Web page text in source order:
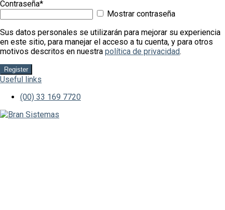
Contraseña*
Mostrar contraseña
Sus datos personales se utilizarán para mejorar su experiencia
en este sitio, para manejar el acceso a tu cuenta, y para otros
motivos descritos en nuestra política de privacidad.
Register
Useful links
(00) 33 169 7720